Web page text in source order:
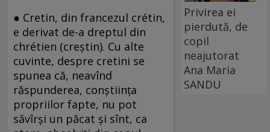
● Cretin, din francezul crétin,
e derivat de-a dreptul din
chrétien (creştin). Cu alte
cuvinte, despre cretini se
spunea că, neavînd
răspunderea, conştiinţa
propriilor fapte, nu pot
săvîrşi un păcat şi sînt, ca
Privirea ei
pierdută, de
copil
neajutorat
Ana Maria
SANDU